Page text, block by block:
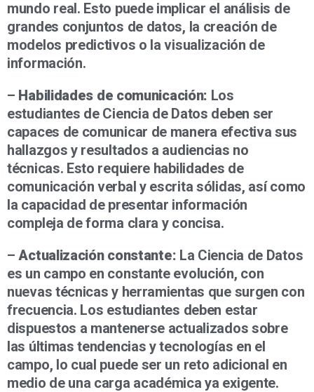
mundo real. Esto puede implicar el análisis de
grandes conjuntos de datos, la creación de
modelos predictivos o la visualización de
información.
– Habilidades de comunicación: Los
estudiantes de Ciencia de Datos deben ser
capaces de comunicar de manera efectiva sus
hallazgos y resultados a audiencias no
técnicas. Esto requiere habilidades de
comunicación verbal y escrita sólidas, así como
la capacidad de presentar información
compleja de forma clara y concisa.
– Actualización constante: La Ciencia de Datos
es un campo en constante evolución, con
nuevas técnicas y herramientas que surgen con
frecuencia. Los estudiantes deben estar
dispuestos a mantenerse actualizados sobre
las últimas tendencias y tecnologías en el
campo, lo cual puede ser un reto adicional en
medio de una carga académica ya exigente.